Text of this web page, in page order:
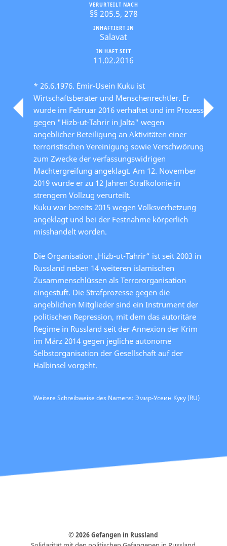
IN HAFT SEIT
11.02.2016
INHAFTIERT IN
Salavat
VERURTEILT NACH
§§ 205.5, 278
* 26.6.1976. Ėmir-Usein Kuku ist
Wirtschaftsberater und Menschenrechtler. Er
wurde im Februar 2016 verhaftet und im Prozess
gegen "Hizb-ut-Tahrir in Jalta" wegen
angeblicher Beteiligung an Aktivitäten einer
terroristischen Vereinigung sowie Verschwörung
zum Zwecke der verfassungswidrigen
Machtergreifung angeklagt. Am 12. November
2019 wurde er zu 12 Jahren Strafkolonie in
strengem Vollzug verurteilt.
Kuku war bereits 2015 wegen Volksverhetzung
angeklagt und bei der Festnahme körperlich
misshandelt worden.
Die Organisation „Hizb-ut-Tahrir“ ist seit 2003 in
Russland neben 14 weiteren islamischen
Zusammenschlüssen als Terrororganisation
eingestuft. Die Strafprozesse gegen die
angeblichen Mitglieder sind ein Instrument der
politischen Repression, mit dem das autoritäre
Regime in Russland seit der Annexion der Krim
im März 2014 gegen jegliche autonome
Selbstorganisation der Gesellschaft auf der
Halbinsel vorgeht.
Weitere Schreibweise des Namens: Эмир-Усеин Куку (RU)
© 2026 Gefangen in Russland